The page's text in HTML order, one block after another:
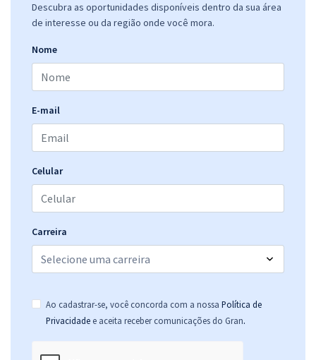
Descubra as oportunidades disponíveis dentro da sua área
de interesse ou da região onde você mora.
Nome
E-mail
Celular
Carreira
Ao cadastrar-se, você concorda com a nossa Política de
Privacidade e aceita receber comunicações do Gran.